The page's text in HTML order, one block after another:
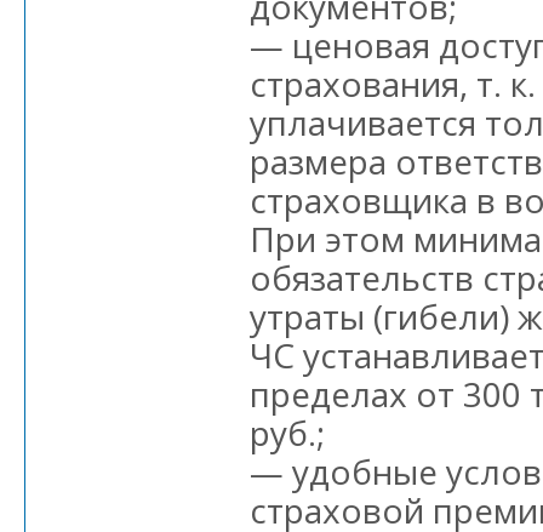
— ценовая
страхования, т.
уплачивается
размера
страховщика в
При этом
обязательств
утраты (гибели)
ЧС
пределах от 300
руб.;
— удобные
страховой